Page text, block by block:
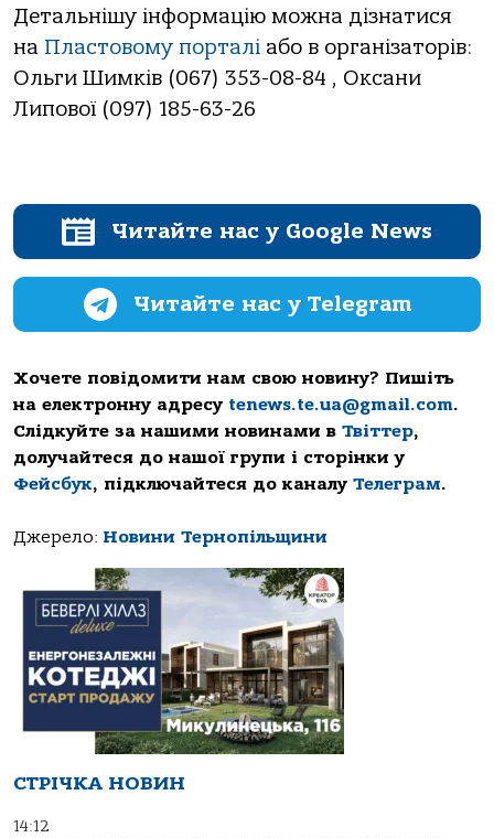
Детальнішу інформацію можна дізнатися
на Пластовому порталі або в організаторів:
Ольги Шимків (067) 353-08-84 , Оксани
Липової (097) 185-63-26
Читайте нас у Google News
Читайте нас у Telegram
Хочете повідомити нам свою новину? Пишіть
на електронну адресу tenews.te.ua@gmail.com.
Слідкуйте за нашими новинами в Твіттер,
долучайтеся до нашої групи і сторінки у
Фейсбук, підключайтеся до каналу Телеграм.
Джерело: Новини Тернопільщини
СТРІЧКА НОВИН
14:12